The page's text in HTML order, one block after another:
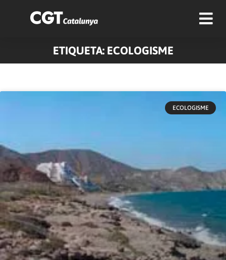
ETIQUETA: ECOLOGISME
ECOLOGISME